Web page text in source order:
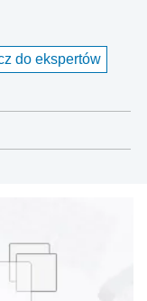
do ekspertów